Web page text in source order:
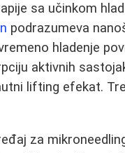
sa učinkom
podrazumeva
hladenje
aktivnih
lifting efekat.
za